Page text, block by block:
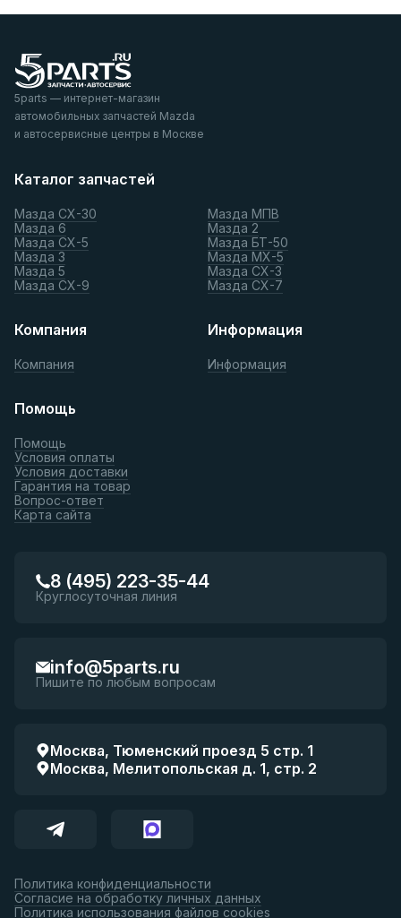
5parts — интернет-магазин
автомобильных запчастей Mazda
и автосервисные центры в Москве
Каталог запчастей
Мазда СХ-30
Мазда 6
Мазда СХ-5
Мазда 3
Мазда 5
Мазда СХ-9
Мазда МПВ
Мазда 2
Мазда БТ-50
Мазда МХ-5
Мазда СХ-3
Мазда СХ-7
Компания
Компания
Информация
Информация
Помощь
Помощь
Условия оплаты
Условия доставки
Гарантия на товар
Вопрос-ответ
Карта сайта
8 (495) 223-35-44
Круглосуточная линия
info@5parts.ru
Пишите по любым вопросам
Москва, Тюменский проезд 5 стр. 1
Москва, Мелитопольская д. 1, стр. 2
Политика конфиденциальности
Согласие на обработку личных данных
Политика использования файлов cookies